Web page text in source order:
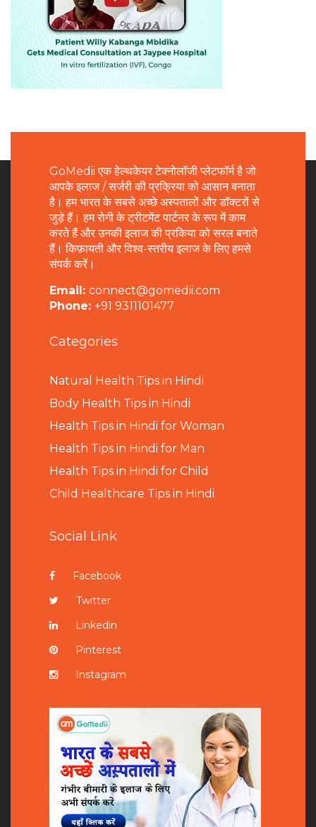
GoMedii एक हेल्थकेयर टेक्नोलॉजी प्लेटफॉर्म है जो
आपके इलाज / सर्जरी की प्रक्रिया को आसान बनाता
है। हम भारत के सबसे अच्छे अस्पतालों और डॉक्टरों से
जुड़े हैं। हम रोगी के ट्रीटमेंट पार्टनर के रूप में काम
करते हैं और उनकी इलाज की प्रकिया को सरल बनाते
हैं। किफ़ायती और विश्व-स्तरीय इलाज के लिए हमसे
संपर्क करें।
Email: connect@gomedii.com
Phone: +91 9311101477
Categories
Natural Health Tips in Hindi
Body Health Tips in Hindi
Health Tips in Hindi for Woman
Health Tips in Hindi for Man
Health Tips in Hindi for Child
Child Healthcare Tips in Hindi
Social Link
Facebook
Twitter
Linkedin
Pinterest
Instagram